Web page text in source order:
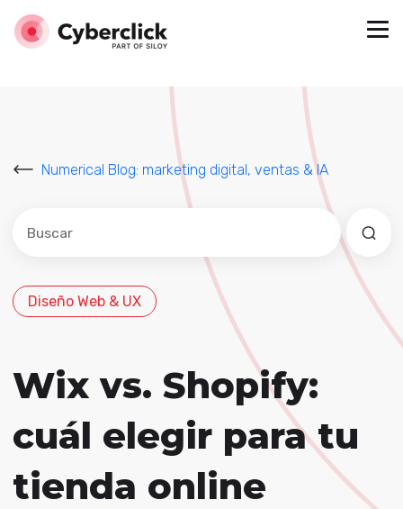
Numerical Blog: marketing digital, ventas & IA
Este es un campo de búsqueda con una función de
No hay sugerencias porque el campo de
Diseño Web & UX
Wix vs. Shopify:
cuál elegir para tu
tienda online